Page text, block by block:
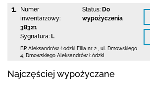
1.
Numer
inwentarzowy:
38321
Sygnatura: L
Status: Do
wypożyczenia
BP Aleksandrów Łodzki Filia nr 2
ul. Dmowskiego
4 Dmowskiego Aleksandrów Łódzki
Najczęściej wypożyczane